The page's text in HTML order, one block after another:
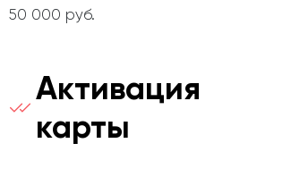
50 000 руб.
Активация
карты